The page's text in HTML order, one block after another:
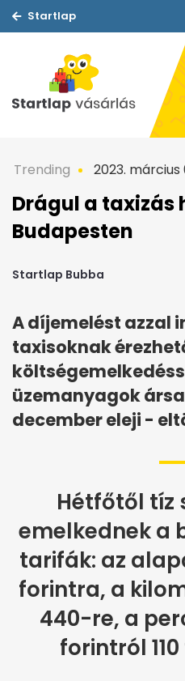
Startlap
Trending 2023. március
Drágul a taxizás
Budapesten
Startlap Bubba
A díjemelést azzal
taxisoknak
üzemanyagok
december eleji -
Hétfőtől tíz
emelkednek a
tarifák: az
forintra, a
440-re, a
forintról